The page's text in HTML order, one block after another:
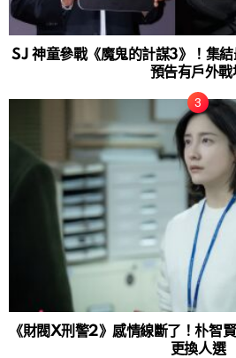
SJ 神童參戰《魔鬼的計謀3》！集
預告有戶外戰
《財閥X刑警2》感情線斷了！朴智
更換人選